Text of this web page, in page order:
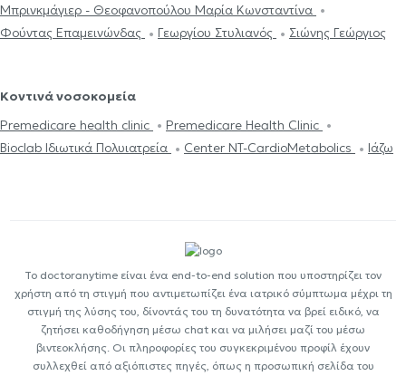
Μπρινκμάγιερ - Θεοφανοπούλου Μαρία Κωνσταντίνα
Φούντας Επαμεινώνδας
Γεωργίου Στυλιανός Σιώνης Γεώργιος
Κοντινά νοσοκομεία
Premedicare health clinic
Premedicare Health Clinic
Bioclab Ιδιωτικά Πολυιατρεία
Center NT-CardioMetabolics Ιάζω
Το doctoranytime είναι ένα end-to-end solution που υποστηρίζει τον
χρήστη από τη στιγμή που αντιμετωπίζει ένα ιατρικό σύμπτωμα μέχρι τη
στιγμή της λύσης του, δίνοντάς του τη δυνατότητα να βρεί ειδικό, να
ζητήσει καθοδήγηση μέσω chat και να μιλήσει μαζί του μέσω
βιντεοκλήσης. Οι πληροφορίες του συγκεκριμένου προφίλ έχουν
συλλεχθεί από αξιόπιστες πηγές, όπως η προσωπική σελίδα του